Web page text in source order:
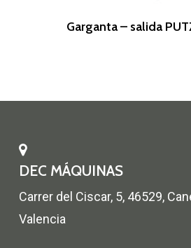
Leer Más
Garganta – salida
DEC MÁQUINAS
Carrer del Ciscar, 5, 46529,
Valencia